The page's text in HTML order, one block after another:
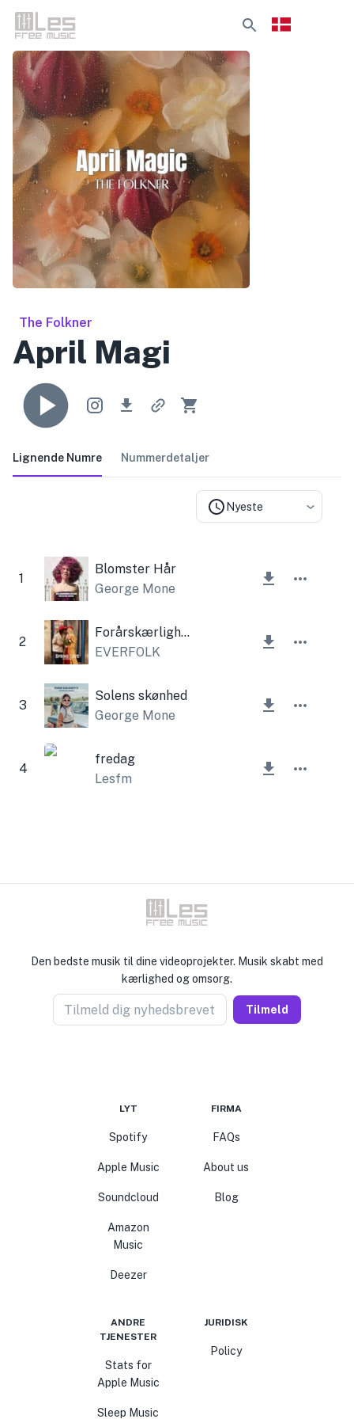
The Folkner
April Magi
Lignende Numre Nummerdetaljer
Nyeste
1
Blomster Hår
George Mone
2
Forårskærlighed
EVERFOLK
3
Solens skønhed
George Mone
4
fredag
Lesfm
Den bedste musik til dine videoprojekter. Musik skabt med
kærlighed og omsorg.
Tilmeld dig nyhedsbrevet Tilmeld
LYT
Spotify
Apple Music
Soundcloud
Amazon
Music
Deezer
FIRMA
FAQs
About us
Blog
ANDRE
TJENESTER
Stats for
Apple Music
Sleep Music
JURIDISK
Policy